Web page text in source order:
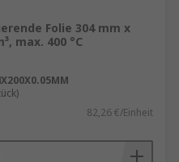
Folie 304 mm x
max. 400 °C
82,26 €/Einheit